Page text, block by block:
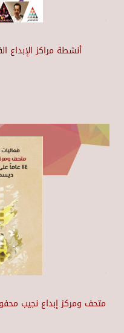
أنشطة مراكز الإبداع
متحف ومركز إبداع نجيب محفوظ ١١٤ عاماً على ميلاد صاحب